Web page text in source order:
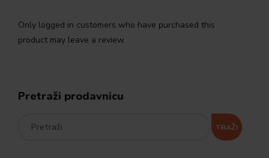
Only logged in customers who have purchased this
product may leave a review.
Pretraži prodavnicu
TRAŽI